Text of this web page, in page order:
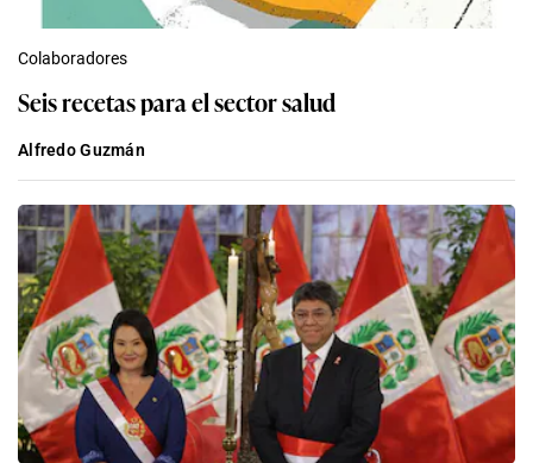
Colaboradores
Seis recetas para el sector salud
Alfredo Guzmán